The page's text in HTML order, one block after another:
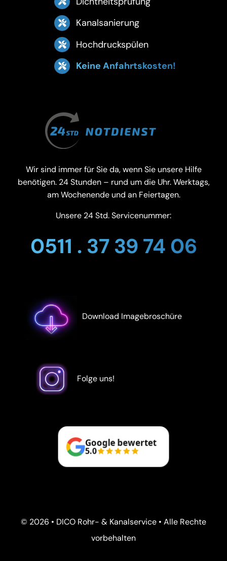
Kanalsanierung
Hochdruckspülen
Keine Anfahrtskosten!
Wir sind immer für Sie da, wenn Sie unsere Hilfe
benötigen. 24 Stunden – rund um die Uhr. Werktags,
am Wochenende und an Feiertagen.
Unsere 24 Std. Servicenummer:
0511 . 37 39 74 06
Download Imagebroschüre
Folge uns!
Google bewertet
5.0
© 2026 • DICO Rohr- & Kanalservice • Alle Rechte
vorbehalten